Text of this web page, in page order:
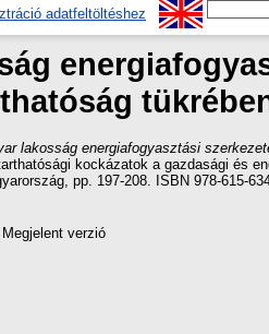
adatfeltöltéshez
lakosság energiafogyasztási
kockázatok a gazdasági és
pp. 197-208. ISBN 978-615-
verzió